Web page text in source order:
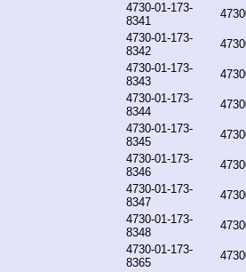
4730-01-173-
8341
4730-01-173-
8342
4730-01-173-
8343
4730-01-173-
8344
4730-01-173-
8345
4730-01-173-
8346
4730-01-173-
8347
4730-01-173-
8348
4730-01-173-
8365